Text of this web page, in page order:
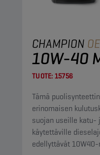
CHAMPION
10W-40
TUOTE: 15756
Tämä
erinomaisen
suojan useille katu-
käytettäville
edellyttävät